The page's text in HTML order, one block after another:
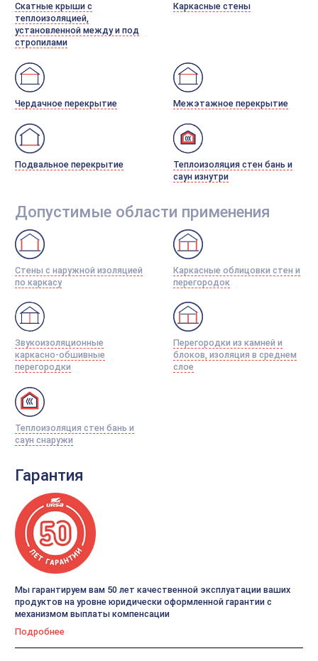
Скатные крыши с
теплоизоляцией,
установленной между и под
стропилами
Каркасные стены
Чердачное перекрытие Межэтажное перекрытие
Подвальное перекрытие
Теплоизоляция стен бань и
саун изнутри
Допустимые области применения
Стены с наружной изоляцией
по каркасу
Каркасные облицовки стен и
перегородок
Звукоизоляционные
каркасно-обшивные
перегородки
Перегородки из камней и
блоков, изоляция в среднем
слое
Теплоизоляция стен бань и
саун снаружи
Гарантия
Мы гарантируем вам 50 лет качественной эксплуатации ваших
продуктов на уровне юридически оформленной гарантии с
механизмом выплаты компенсации
Подробнее